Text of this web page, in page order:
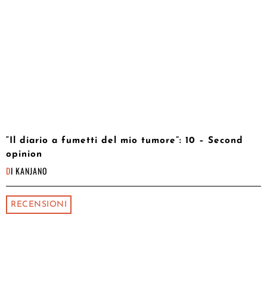
“Il diario a fumetti del mio tumore”: 10 – Second
opinion
DI KANJANO
RECENSIONI